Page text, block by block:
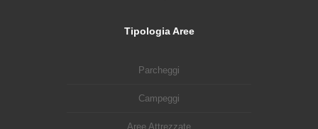
Tipologia Aree
Parcheggi
Campeggi
Aree Attrezzate